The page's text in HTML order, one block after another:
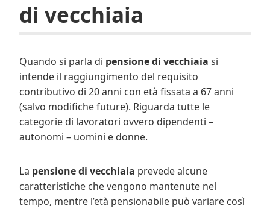
di vecchiaia
Quando si parla di pensione di vecchiaia si
intende il raggiungimento del requisito
contributivo di 20 anni con età fissata a 67 anni
(salvo modifiche future). Riguarda tutte le
categorie di lavoratori ovvero dipendenti –
autonomi – uomini e donne.
La pensione di vecchiaia prevede alcune
caratteristiche che vengono mantenute nel
tempo, mentre l’età pensionabile può variare così